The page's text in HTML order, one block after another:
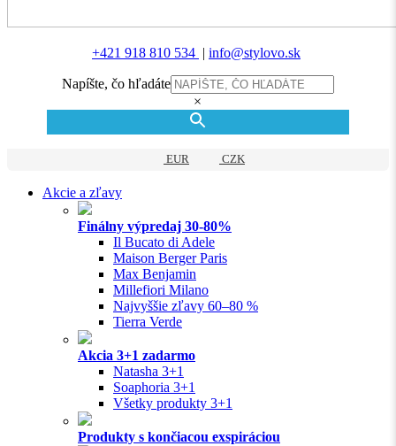
+421 918 810 534 | info@stylovo.sk
Napíšte, čo hľadáte
×
EUR CZK
Akcie a zľavy
Finálny výpredaj 30-80%
Il Bucato di Adele
Maison Berger Paris
Max Benjamin
Millefiori Milano
Najvyššie zľavy 60–80 %
Tierra Verde
Akcia 3+1 zadarmo
Natasha 3+1
Soaphoria 3+1
Všetky produkty 3+1
Produkty s končiacou exspiráciou